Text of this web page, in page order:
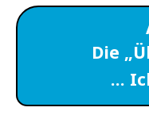
Die
…